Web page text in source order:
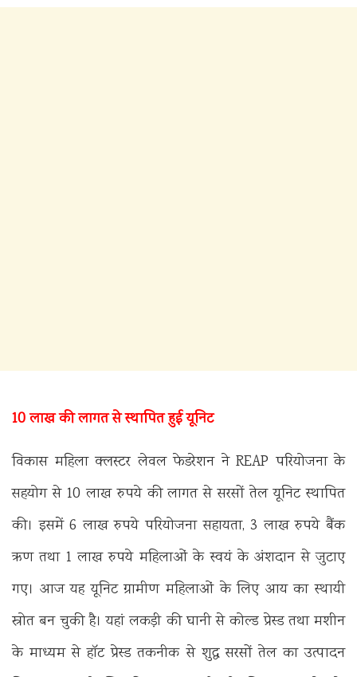
10 लाख की लागत से स्थापित हुई यूनिट
विकास महिला क्लस्टर लेवल फेडरेशन ने REAP परियोजना के
सहयोग से 10 लाख रुपये की लागत से सरसों तेल यूनिट स्थापित
की। इसमें 6 लाख रुपये परियोजना सहायता, 3 लाख रुपये बैंक
ऋण तथा 1 लाख रुपये महिलाओं के स्वयं के अंशदान से जुटाए
गए। आज यह यूनिट ग्रामीण महिलाओं के लिए आय का स्थायी
स्रोत बन चुकी है। यहां लकड़ी की घानी से कोल्ड प्रेस्ड तथा मशीन
के माध्यम से हॉट प्रेस्ड तकनीक से शुद्ध सरसों तेल का उत्पादन